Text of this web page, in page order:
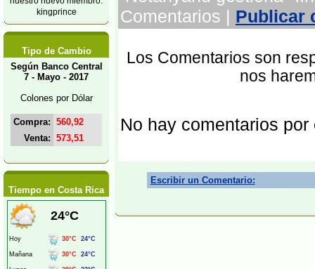
kingprince
Tipo de Cambio
Según Banco Central
7 - Mayo - 2017
Colones por Dólar
Compra: 560,92
Venta: 573,51
Tiempo en Costa Rica
Comentarios | Publicar
Los Comentarios son
nos
No hay comentarios por
Escribir un Comentario: